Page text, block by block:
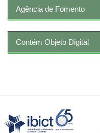
Agência de Fomento
Contém Objeto Digital